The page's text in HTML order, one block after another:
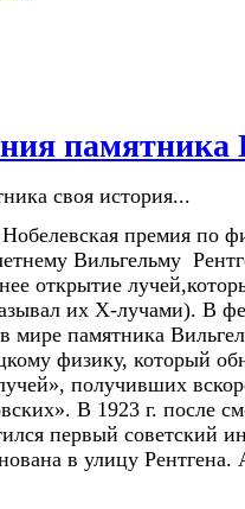
памятника
своя история...
премия по
Вильгельму
открытие
их Х-лучами). В
мире памятника
физику, который
получивших
В 1923 г. после
первый советский
в улицу Рентгена.